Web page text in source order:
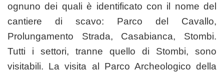
ognuno dei quali è identificato con il nome del
cantiere di scavo: Parco del Cavallo,
Prolungamento Strada, Casabianca, Stombi.
Tutti i settori, tranne quello di Stombi, sono
visitabili. La visita al Parco Archeologico della